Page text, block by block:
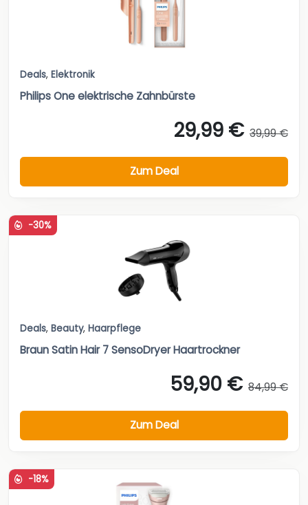
Deals, Elektronik
Philips One elektrische Zahnbürste
29,99 € 39,99 €
Zum Deal
-30%
Deals, Beauty, Haarpflege
Braun Satin Hair 7 SensoDryer Haartrockner
59,90 € 84,99 €
Zum Deal
-18%